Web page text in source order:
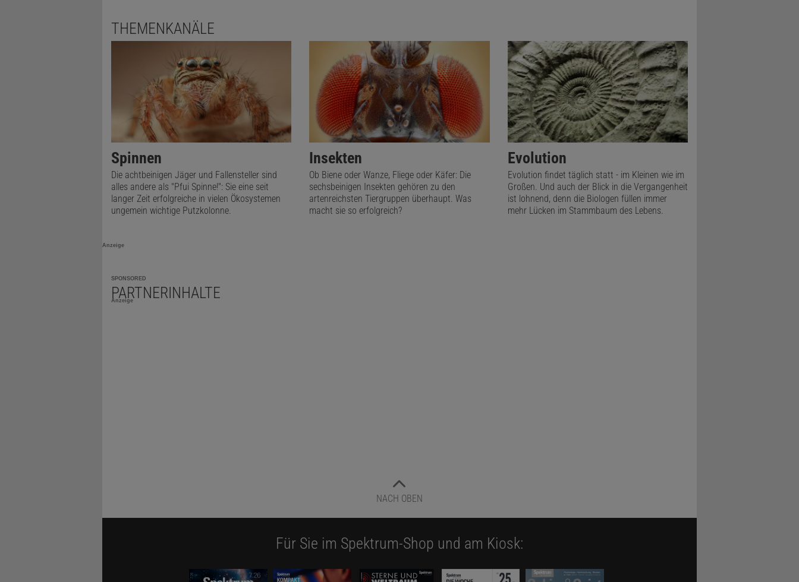
THEMENKANÄLE
Spinnen
Die achtbeinigen Jäger und Fallensteller sind
alles andere als "Pfui Spinne!": Sie eine seit
langer Zeit erfolgreiche in vielen Ökosystemen
ungemein wichtige Putzkolonne.
Insekten
Ob Biene oder Wanze, Fliege oder Käfer: Die
sechsbeinigen Insekten gehören zu den
artenreichsten Tiergruppen überhaupt. Was
macht sie so erfolgreich?
Evolution
Evolution findet täglich statt - im Kleinen wie im
Großen. Und auch der Blick in die Vergangenheit
ist lohnend, denn die Biologen füllen immer
mehr Lücken im Stammbaum des Lebens.
Anzeige
SPONSORED
PARTNERINHALTE
Anzeige
NACH OBEN
Für Sie im Spektrum-Shop und am Kiosk: